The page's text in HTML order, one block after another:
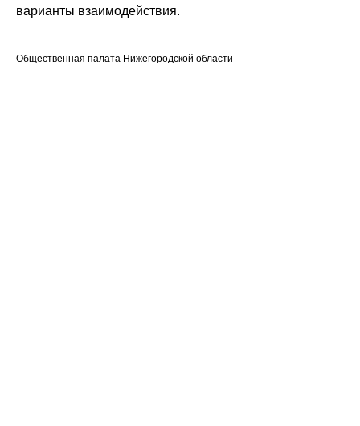
варианты взаимодействия.
Общественная палата Нижегородской области